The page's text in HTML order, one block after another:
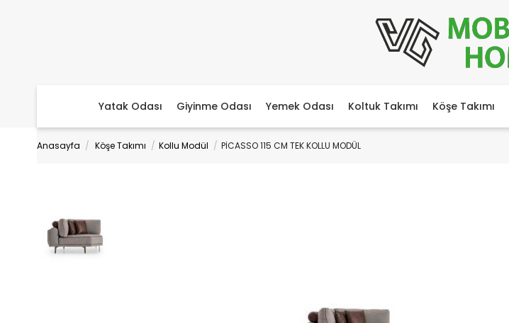
Yatak Odası Giyinme Odası Yemek Odası Koltuk Takımı Köşe Takımı
Anasayfa Köşe Takımı Kollu Modül PİCASSO 115 CM TEK KOLLU MODÜL